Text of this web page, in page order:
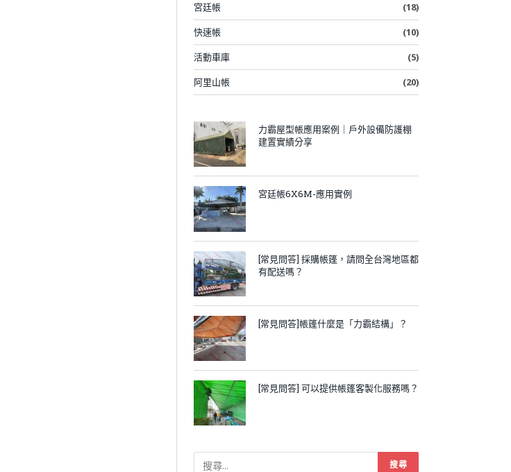
宮廷帳
(18)
快速帳
(10)
活動車庫
(5)
阿里山帳
(20)
力霸屋型帳應用案例｜戶外設備防護棚
建置實績分享
宮廷帳6X6M-應用實例
[常見問答] 採購帳篷，請問全台灣地區都
有配送嗎？
[常見問答]帳篷什麼是「力霸結構」？
[常見問答] 可以提供帳篷客製化服務嗎？